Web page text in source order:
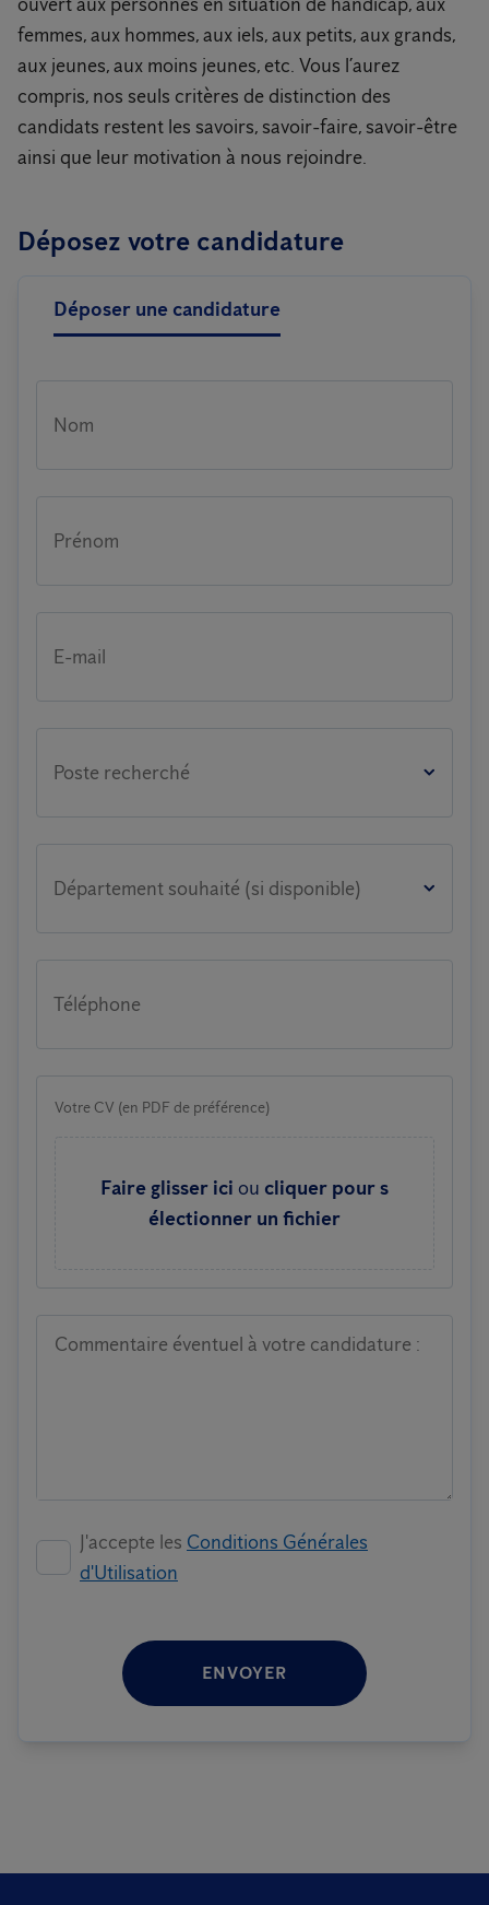
femmes, aux hommes, aux iels, aux petits, aux grands,
aux jeunes, aux moins jeunes, etc. Vous l’aurez
compris, nos seuls critères de distinction des
candidats restent les savoirs, savoir-faire, savoir-être
ainsi que leur motivation à nous rejoindre.
Déposez votre candidature
Déposer une candidature
Nom
Prénom
E-mail
Poste recherché
Département souhaité (si disponible)
Téléphone
Votre CV (en PDF de préférence)
Faire glisser ici ou cliquer pour s
électionner un fichier
Commentaire éventuel à votre candidature :
J'accepte les Conditions Générales
d'Utilisation
ENVOYER